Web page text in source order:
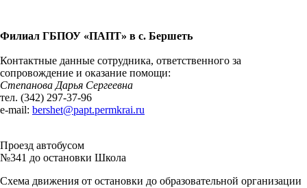
Филиал ГБПОУ «ПАПТ» в с. Бершеть
Контактные данные сотрудника, ответственного за
сопровождение и оказание помощи:
Степанова Дарья Сергеевна
тел. (342) 297-37-96
e-mail: bershet@papt.permkrai.ru
Проезд автобусом
№341 до остановки Школа
Схема движения от остановки до образовательной организации